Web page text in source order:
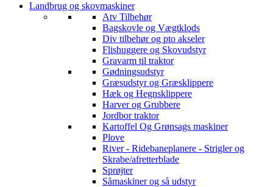
Landbrug og skovmaskiner
Atv Tilbehør
Bagskovle og Vægtklods
Div tilbehør og pto akseler
Flishuggere og Skovudstyr
Gravarm til traktor
Gødningsudstyr
Græsudstyr og Græsklippere
Hæk og Hegnsklippere
Harver og Grubbere
Jordbor traktor
Kartoffel Og Grønsags maskiner
Plove
River - Ridebaneplanere - Strigler og
Skrabe/afretterblade
Sprøjter
Såmaskiner og så udstyr